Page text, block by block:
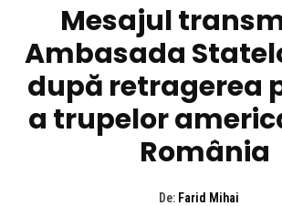
Mesajul
Ambasada
după retragerea
a trupelor
România
De: Farid Mihai